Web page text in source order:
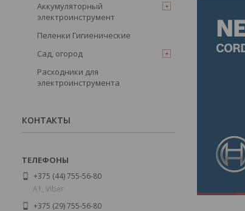
Аккумуляторный
электроинструмент
Пеленки Гигиенические
Сад, огород
Расходники для
электроинструмента
КОНТАКТЫ
+375 (44) 755-56-80
А1, Viber
+375 (29) 755-56-80